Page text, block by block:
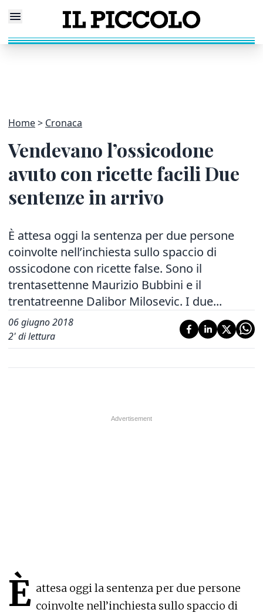
Home Cronaca
Vendevano l’ossicodone
avuto con ricette facili Due
sentenze in arrivo
È attesa oggi la sentenza per due persone
coinvolte nell’inchiesta sullo spaccio di
ossicodone con ricette false. Sono il
trentasettenne Maurizio Bubbini e il
trentatreenne Dalibor Milosevic. I due...
06 giugno 2018
2' di lettura
È attesa oggi la sentenza per due persone
coinvolte nell’inchiesta sullo spaccio di